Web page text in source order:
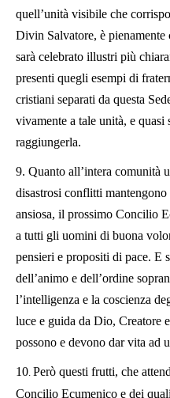
quell’unità visibile che
Divin Salvatore, è
sarà celebrato illustri più
presenti quegli esempi di
cristiani separati da questa
vivamente a tale unità, e quasi
raggiungerla.
9. Quanto all’intera comunità
disastrosi conflitti mantengono
ansiosa, il prossimo Concilio
a tutti gli uomini di buona
pensieri e propositi di pace. E
dell’animo e dell’ordine
l’intelligenza e la coscienza
luce e guida da Dio, Creatore
possono e devono dar vita ad
10. Però questi frutti, che
Concilio Ecumenico e dei